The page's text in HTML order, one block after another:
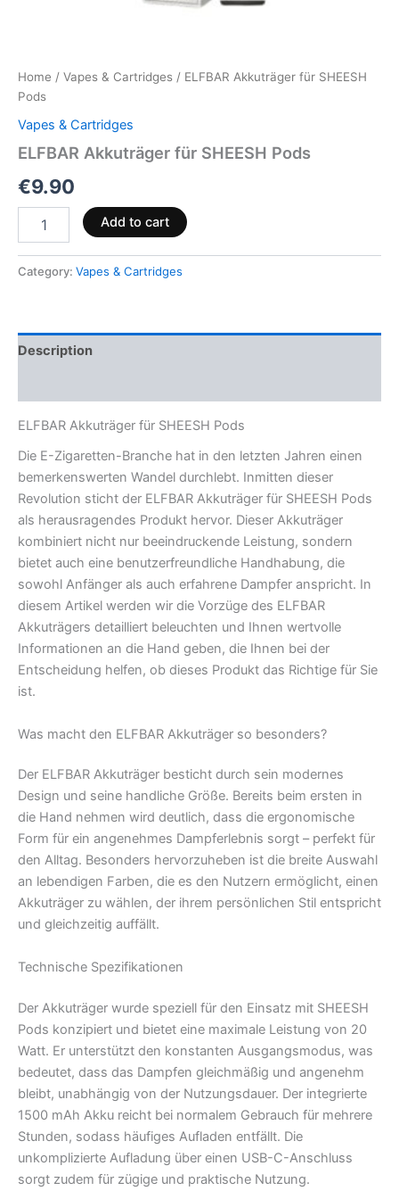
Home / Vapes & Cartridges / ELFBAR Akkuträger für SHEESH
Pods
Vapes & Cartridges
ELFBAR Akkuträger für SHEESH Pods
€9.90
Add to cart
Category: Vapes & Cartridges
Description
ELFBAR Akkuträger für SHEESH Pods
Die E-Zigaretten-Branche hat in den letzten Jahren einen
bemerkenswerten Wandel durchlebt. Inmitten dieser
Revolution sticht der ELFBAR Akkuträger für SHEESH Pods
als herausragendes Produkt hervor. Dieser Akkuträger
kombiniert nicht nur beeindruckende Leistung, sondern
bietet auch eine benutzerfreundliche Handhabung, die
sowohl Anfänger als auch erfahrene Dampfer anspricht. In
diesem Artikel werden wir die Vorzüge des ELFBAR
Akkuträgers detailliert beleuchten und Ihnen wertvolle
Informationen an die Hand geben, die Ihnen bei der
Entscheidung helfen, ob dieses Produkt das Richtige für Sie
ist.
Was macht den ELFBAR Akkuträger so besonders?
Der ELFBAR Akkuträger besticht durch sein modernes
Design und seine handliche Größe. Bereits beim ersten in
die Hand nehmen wird deutlich, dass die ergonomische
Form für ein angenehmes Dampferlebnis sorgt – perfekt für
den Alltag. Besonders hervorzuheben ist die breite Auswahl
an lebendigen Farben, die es den Nutzern ermöglicht, einen
Akkuträger zu wählen, der ihrem persönlichen Stil entspricht
und gleichzeitig auffällt.
Technische Spezifikationen
Der Akkuträger wurde speziell für den Einsatz mit SHEESH
Pods konzipiert und bietet eine maximale Leistung von 20
Watt. Er unterstützt den konstanten Ausgangsmodus, was
bedeutet, dass das Dampfen gleichmäßig und angenehm
bleibt, unabhängig von der Nutzungsdauer. Der integrierte
1500 mAh Akku reicht bei normalem Gebrauch für mehrere
Stunden, sodass häufiges Aufladen entfällt. Die
unkomplizierte Aufladung über einen USB-C-Anschluss
sorgt zudem für zügige und praktische Nutzung.